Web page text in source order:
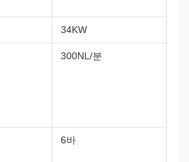
34KW
300NL/분
6바